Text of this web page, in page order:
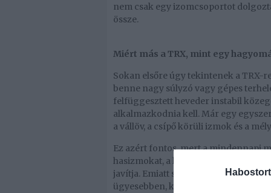
nem csak egy izomcsoportot
össze.
Miért más a TRX, mint egy
Sokan elsőre úgy tekintenek a
benne nagy súlyzó vagy gépes
felfüggesztett heveder instabil
alkalmazkodnia kell. Már egy
a vállöv, a csípő körüli izmok és a
Ez azért fontos, mert a mindennapi
hasizmokat, a hátat vagy a lábat,
javítja. Emiatt sokan azt
ügyesebben, kontrolláltabban